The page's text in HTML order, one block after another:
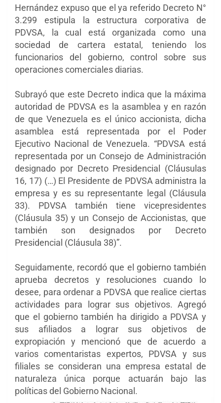
Hernández expuso que el ya referido Decreto N°
3.299 estipula la estructura corporativa de
PDVSA, la cual está organizada como una
sociedad de cartera estatal, teniendo los
funcionarios del gobierno, control sobre sus
operaciones comerciales diarias.
Subrayó que este Decreto indica que la máxima
autoridad de PDVSA es la asamblea y en razón
de que Venezuela es el único accionista, dicha
asamblea está representada por el Poder
Ejecutivo Nacional de Venezuela. “PDVSA está
representada por un Consejo de Administración
designado por Decreto Presidencial (Cláusulas
16, 17) (…) El Presidente de PDVSA administra la
empresa y es su representante legal (Cláusula
33). PDVSA también tiene vicepresidentes
(Cláusula 35) y un Consejo de Accionistas, que
también son designados por Decreto
Presidencial (Cláusula 38)”.
Seguidamente, recordó que el gobierno también
aprueba decretos y resoluciones cuando lo
desee, para ordenar a PDVSA que realice ciertas
actividades para lograr sus objetivos. Agregó
que el gobierno también ha dirigido a PDVSA y
sus afiliados a lograr sus objetivos de
expropiación y mencionó que de acuerdo a
varios comentaristas expertos, PDVSA y sus
filiales se consideran una empresa estatal de
naturaleza única porque actuarán bajo las
políticas del Gobierno Nacional.